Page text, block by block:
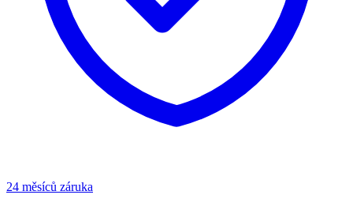
24 měsíců záruka